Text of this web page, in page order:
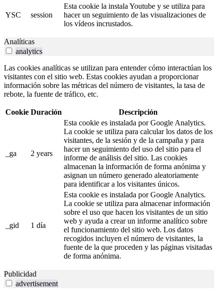
YSC session
Esta cookie la instala Youtube y se utiliza para
hacer un seguimiento de las visualizaciones de
los vídeos incrustados.
Analíticas
analytics
Las cookies analíticas se utilizan para entender cómo interactúan los
visitantes con el sitio web. Estas cookies ayudan a proporcionar
información sobre las métricas del número de visitantes, la tasa de
rebote, la fuente de tráfico, etc.
Cookie Duración Descripción
_ga 2 years
Esta cookie es instalada por Google Analytics.
La cookie se utiliza para calcular los datos de los
visitantes, de la sesión y de la campaña y para
hacer un seguimiento del uso del sitio para el
informe de análisis del sitio. Las cookies
almacenan la información de forma anónima y
asignan un número generado aleatoriamente
para identificar a los visitantes únicos.
_gid 1 día
Esta cookie es instalada por Google Analytics.
La cookie se utiliza para almacenar información
sobre el uso que hacen los visitantes de un sitio
web y ayuda a crear un informe analítico sobre
el funcionamiento del sitio web. Los datos
recogidos incluyen el número de visitantes, la
fuente de la que proceden y las páginas visitadas
de forma anónima.
Publicidad
advertisement